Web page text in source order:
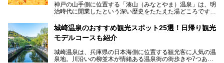
神戸の山手側に位置する「湊山（みなとやま）温泉」は、明
治時代に開業したという深い歴史をたたえた湯どころです。
っぱいに浮かぶアヒルちゃん。さらに、ゆったりくつろげて
コワーキングも可能な休憩スペースも人気に。斬新な企画や
設備で人々をアッと驚かせる湊山温泉の魅力をリポートしま
城崎温泉のおすすめ観光スポット25選！日帰り観光
モデルコースも紹介
城崎温泉は、兵庫県の日本海側に位置する観光客に人気の温
泉地。川沿いの柳並木が情緒ある温泉街の街歩きや7つある